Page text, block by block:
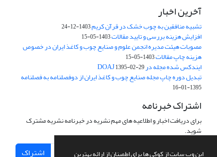
این وب سایت از کوکی ها برای اطمینان از ارائه بهترین
آخرین اخبار
تشبیه منافقین به چوب خشک در قرآن کریم1403-12-24
افزایش هزینه بررسی و تایید مقالات1403-05-15
مصوبات هیئت مدیره انجمن علوم و صنایع چوب و کاغذ ایران در خصوص
هزینه چاپ مقالات1403-05-15
ایندکس شده مجله در DOAJ1395-02-29
تبدیل دوره چاپ مجله صنایع چوب و کاغذ ایران از دوفصلنامه به فصلنامه
1395-01-16
اشتراک خبرنامه
برای دریافت اخبار و اطلاعیه های مهم نشریه در خبرنامه نشریه مشترک
شوید.
اشتراک